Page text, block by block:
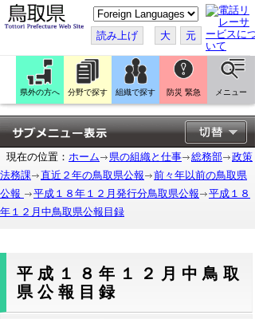
こ
の
ペ
ー
ジ
翻
訳
す
る
読み上げ 大 元
県外の方へ 分野で探す 組織で探す 防災 緊急 メニュー
現在の位置： ホーム 県の組織と仕事 総務部
政策
法務課
直近２年の鳥取県公報
前々年以前の鳥取県
公報
平成１８年１２月発行分鳥取県公報
平成１８
年１２月中鳥取県公報目録
平成１８年１２月中鳥取
県公報目録